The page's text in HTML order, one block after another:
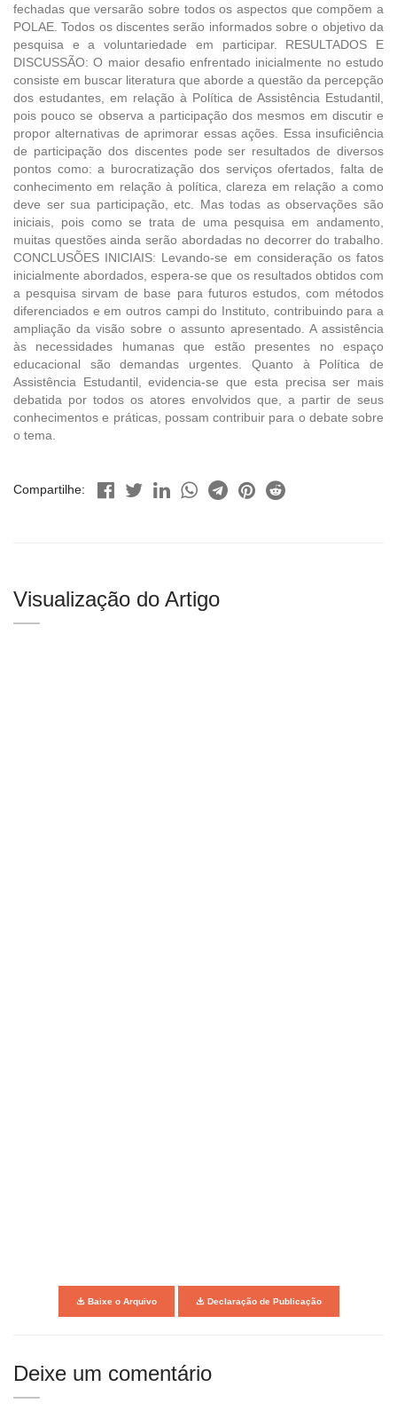
fechadas que versarão sobre todos os aspectos que compõem a
POLAE. Todos os discentes serão informados sobre o objetivo da
pesquisa e a voluntariedade em participar. RESULTADOS E
DISCUSSÃO: O maior desafio enfrentado inicialmente no estudo
consiste em buscar literatura que aborde a questão da percepção
dos estudantes, em relação à Política de Assistência Estudantil,
pois pouco se observa a participação dos mesmos em discutir e
propor alternativas de aprimorar essas ações. Essa insuficiência
de participação dos discentes pode ser resultados de diversos
pontos como: a burocratização dos serviços ofertados, falta de
conhecimento em relação à política, clareza em relação a como
deve ser sua participação, etc. Mas todas as observações são
iniciais, pois como se trata de uma pesquisa em andamento,
muitas questões ainda serão abordadas no decorrer do trabalho.
CONCLUSÕES INICIAIS: Levando-se em consideração os fatos
inicialmente abordados, espera-se que os resultados obtidos com
a pesquisa sirvam de base para futuros estudos, com métodos
diferenciados e em outros campi do Instituto, contribuindo para a
ampliação da visão sobre o assunto apresentado. A assistência
às necessidades humanas que estão presentes no espaço
educacional são demandas urgentes. Quanto à Política de
Assistência Estudantil, evidencia-se que esta precisa ser mais
debatida por todos os atores envolvidos que, a partir de seus
conhecimentos e práticas, possam contribuir para o debate sobre
o tema.
Compartilhe:
Visualização do Artigo
Baixe o Arquivo Declaração de Publicação
Deixe um comentário